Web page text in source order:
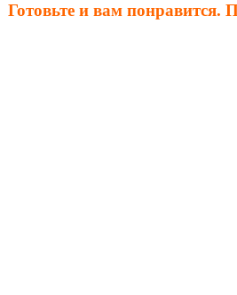
Готовьте и вам понравится.